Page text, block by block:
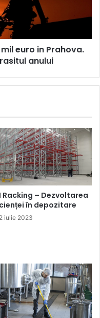
euro in Prahova.
anului
Racking – Dezvoltarea
în depozitare
iulie 2023